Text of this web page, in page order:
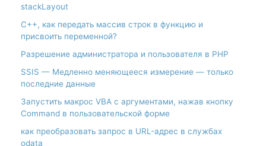
stackLayout
С++, как передать массив строк в функцию и
присвоить переменной?
Разрешение администратора и пользователя в PHP
SSIS — Медленно меняющееся измерение — только
последние данные
Запустить макрос VBA с аргументами, нажав кнопку
Command в пользовательской форме
как преобразовать запрос в URL-адрес в службах
odata